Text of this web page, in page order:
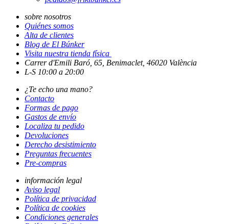
información legal
Aviso legal
Política de privacidad
Política de cookies
Condiciones generales
Política de Frikoins
Pago seguro
Formas de envío
Software Gestión GESIO®
Política de gestión de Cookies
Utilizamos cookies propias para el correcto funcionamiento del sitio.
Además, se utilizan otras de terceros que analizan cómo se usan
nuestros servicios para mejorar la experiencia de usuario, divulgar
ofertas comerciales personalizadas o realizar análisis de sus hábitos
de navegación. Pulse el botón para aceptarlas o “Configurar” para